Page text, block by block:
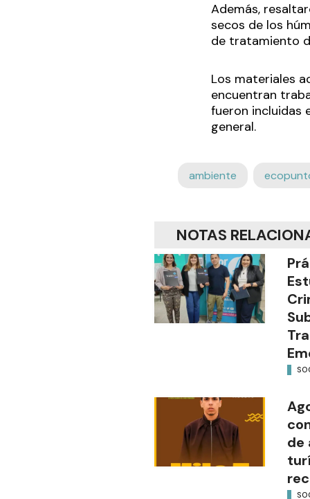
Además,
secos de los
de tratamiento
Los materiales
encuentran
fueron incluidas
general.
ambiente
NOTAS
de